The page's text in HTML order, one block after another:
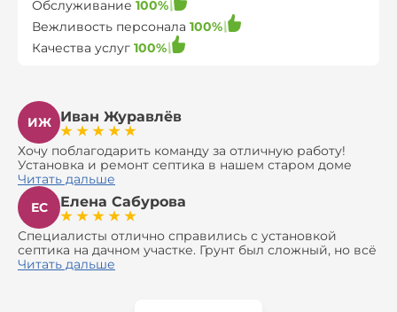
Обслуживание 100%
Вежливость персонала 100%
Качества услуг 100%
ИЖ Иван Журавлёв
Хочу поблагодарить команду за отличную работу!
Установка и ремонт септика в нашем старом доме
оказались сложной задачей, но ребята справились на
все 100%. Всё сделали аккуратно и профессионально.
Давали полезные рекомендации, не пытались
навязать ничего лишнего, помогли с выбором и
доставкой материалов, что позволило нам
сэкономить. Выполнили монтаж и демонтаж
оборудования, заменили трубы, обновили
Читать дальше
ЕС
Елена Сабурова
Специалисты отлично справились с установкой
септика на дачном участке. Грунт был сложный, но всё
сделали быстро и аккуратно. Помогли выбрать
Читать дальше